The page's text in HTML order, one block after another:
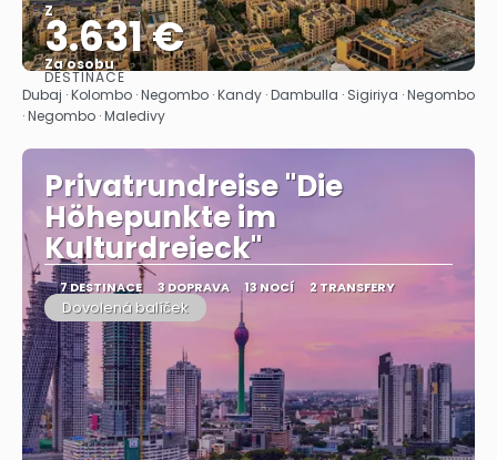
Z
3.631 €
Za osobu
Zobrazit
DESTINACE
Dubaj · Kolombo · Negombo · Kandy · Dambulla · Sigiriya · Negombo
· Negombo · Maledivy
Privatrundreise "Die
Höhepunkte im
Kulturdreieck"
7 DESTINACE 3 DOPRAVA 13 NOCÍ 2 TRANSFERY
Dovolená balíček